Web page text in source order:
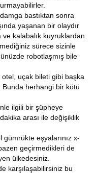
bastıktan sonra
yaşanan bir olaydır
ve kalabalık kuyruklardan
sürece sizinle
robotlaşmış bile
uçak bileti gibi başka
herhangi bir kötü
ilgili bir şüpheye
arası ile değişiklik
eşyalarınız x-
geçirmedikleri de
ülkedesiniz.
karşılaşabilirsiniz bu